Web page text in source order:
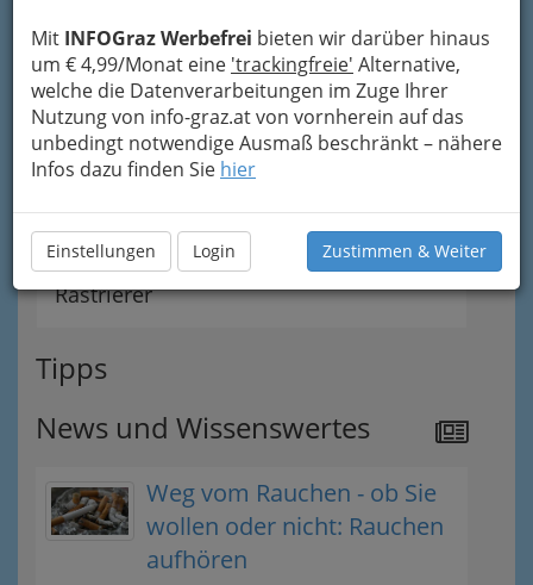
Mit INFOGraz Werbefrei bieten wir darüber hinaus
um € 4,99/Monat eine 'trackingfreie' Alternative,
welche die Datenverarbeitungen im Zuge Ihrer
Nutzung von info-graz.at von vornherein auf das
unbedingt notwendige Ausmaß beschränkt – nähere
Infos dazu finden Sie hier
Einstellungen Login Zustimmen & Weiter
Kartonagewarenerzeuger
Landesinnung der Buchbinder,
Kartonagewaren- und Etuierzeuger
Präger - Kranzschleifenerzeuger
Rastrierer
Tipps
News und Wissenswertes
Weg vom Rauchen - ob Sie
wollen oder nicht: Rauchen
aufhören